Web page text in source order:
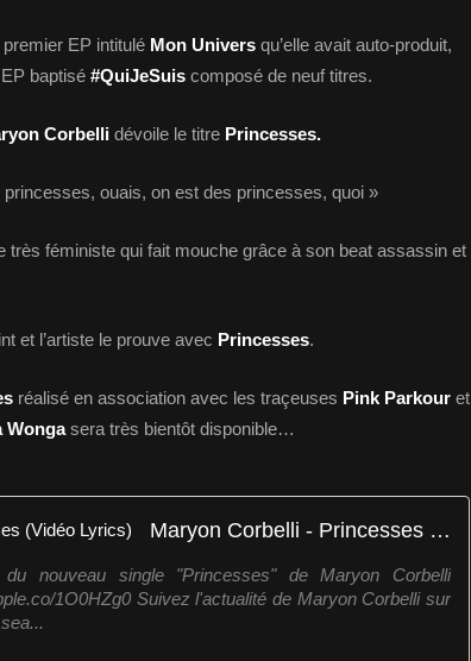
EP intitulé Mon Univers qu’elle avait auto-produit,
baptisé #QuiJeSuis composé de neuf titres.
Corbelli dévoile le titre Princesses.
princesses, ouais, on est des princesses, quoi »
très féministe qui fait mouche grâce à son beat assassin et
et l’artiste le prouve avec Princesses.
réalisé en association avec les traçeuses Pink Parkour et
Wongasera très bientôt disponible…
Maryon Corbelli - Princesses (Vidéo Lyrics)
nouveau single "Princesses" de Maryon Corbelli
1O0HZg0 Suivez l'actualité de Maryon Corbelli sur